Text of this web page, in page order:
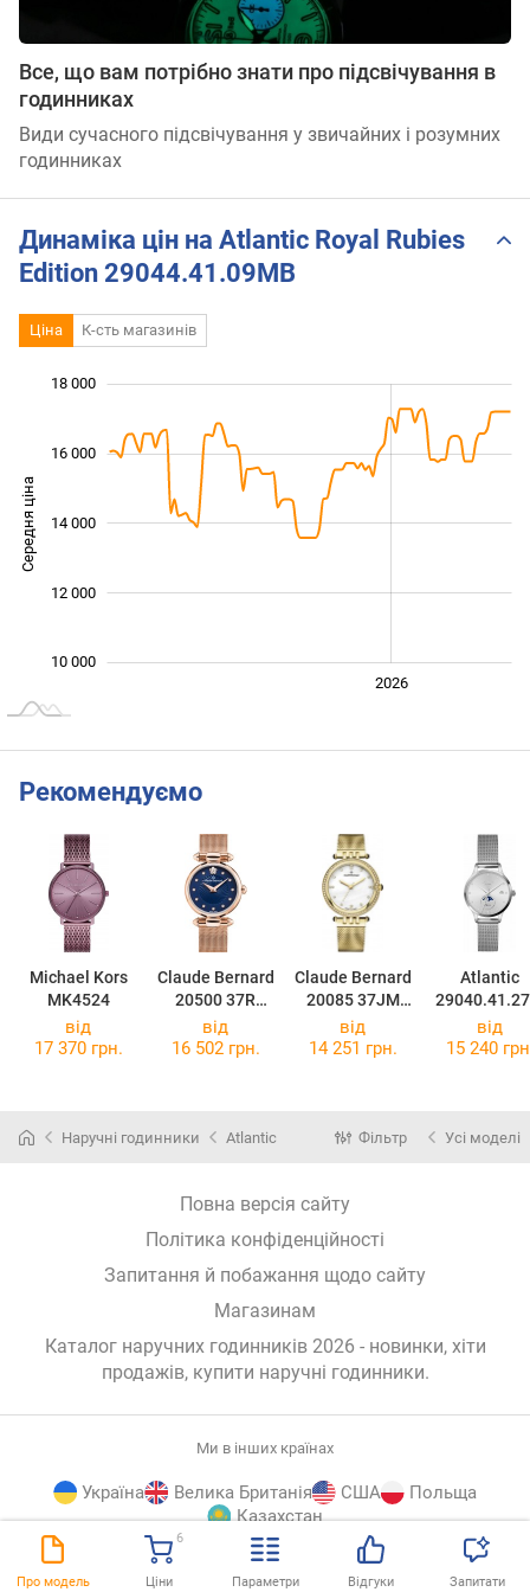
Про модель Ціни
6
Параметри Відгуки Запитати
Все, що вам потрібно знати про підсвічування в
годинниках
Види сучасного підсвічування у звичайних і розумних
годинниках
Динаміка цін на Atlantic Royal Rubies
Edition 29044.41.09MB
Ціна К-сть магазинів
Середня ціна 11 000
10 000
12 000
14 000
16 000
18 000
2026
Рекомендуємо
Michael Kors
MK4524
Claude Bernard
20500 37R
BUIFR2
Claude Bernard
20085 37JM
NAPD
Atlantic
B
від
17 370 грн.
від
16 502 грн.
від
14 251 грн.
від
15 240
Наручні годинники Atlantic Фільтр Усі моделі
Повна версія сайту
Політика конфіденційності
Запитання й побажання щодо сайту
Магазинам
Каталог наручних годинників 2026 - новинки, хіти
продажів, купити наручні годинники.
Ми в інших країнах
Україна Велика Британія США
Польща
Казахстан
© E-Katalog, 2026 ВГОРУ